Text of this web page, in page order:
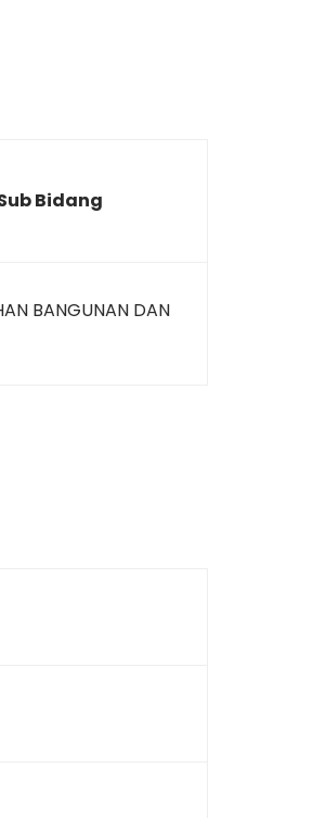
Bidang
BANGUNAN DAN